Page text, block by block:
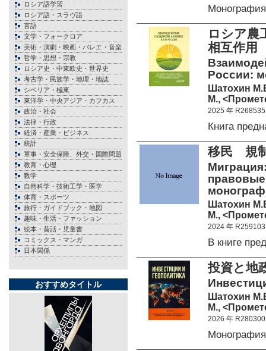
ロシア語学習
ロシア語・スラヴ語
言語
文学・フォークロア
美術・演劇・映画・バレエ・音楽
哲学・思想・宗教
ロシア史・中東欧史・世界史
考古学・民族学・地理・地誌
シベリア・極東
東洋学・中央アジア・カフカス
政治・社会
法律・行政
経済・産業・ビジネス
統計
軍事・安全保障、外交・国際問題
教育・心理
数学
自然科学・技術工学・医学
体育・スポーツ
旅行・ガイドブック・地図
趣味・生活・ファッション
絵本・昔話・児童書
コミックス・マンガ
日本関係
おすすめタイトル
ロシア農
相互
России:
Шатохин
М.,
2025 年 R268535
Книга
移民 規
Шатохин
М.,
2024 年 R259103
В книге
投資と地
Шатохин
М.,
2026 年 R280300